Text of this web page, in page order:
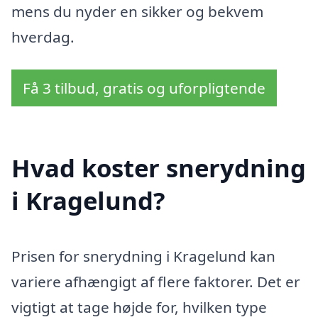
mens du nyder en sikker og bekvem
hverdag.
Få 3 tilbud, gratis og uforpligtende
Hvad koster snerydning
i Kragelund?
Prisen for snerydning i Kragelund kan
variere afhængigt af flere faktorer. Det er
vigtigt at tage højde for, hvilken type